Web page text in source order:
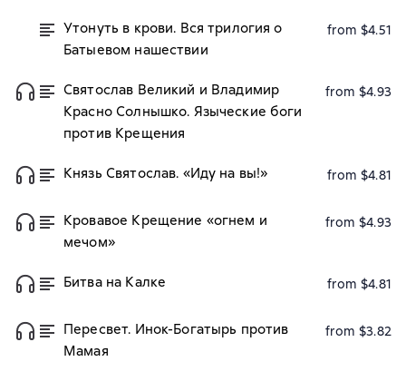
Утонуть в крови. Вся трилогия о
Батыевом нашествии
from $4.51
Святослав Великий и Владимир
Красно Солнышко. Языческие боги
против Крещения
from $4.93
Князь Святослав. «Иду на вы!» from $4.81
Кровавое Крещение «огнем и
мечом»
from $4.93
Битва на Калке from $4.81
Пересвет. Инок-Богатырь против
Мамая
from $3.82